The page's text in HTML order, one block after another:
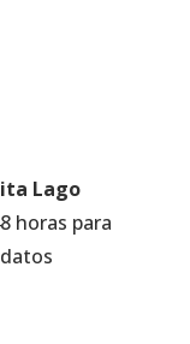
Lago
horas para